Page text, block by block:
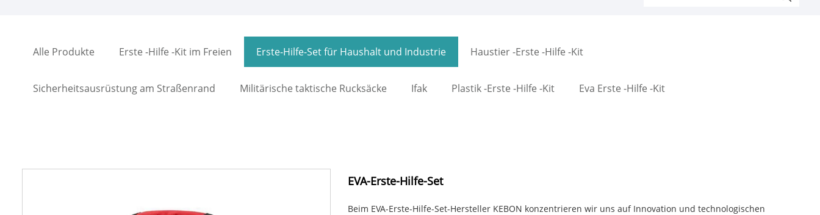
Alle Produkte Erste -Hilfe -Kit im Freien Erste-Hilfe-Set für Haushalt und Industrie Haustier -Erste -Hilfe -Kit
Sicherheitsausrüstung am Straßenrand Militärische taktische Rucksäcke Ifak Plastik -Erste -Hilfe -Kit Eva Erste -Hilfe -Kit
EVA-Erste-Hilfe-Set
Beim EVA-Erste-Hilfe-Set-Hersteller KEBON konzentrieren wir uns auf Innovation und technologischen